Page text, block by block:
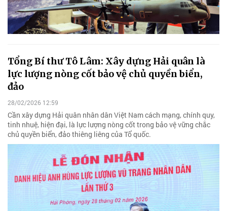
Tổng Bí thư Tô Lâm: Xây dựng Hải quân là
lực lượng nòng cốt bảo vệ chủ quyền biển,
đảo
28/02/2026 12:59
Cần xây dựng Hải quân nhân dân Việt Nam cách mạng, chính quy,
tinh nhuệ, hiện đại, là lực lượng nòng cốt trong bảo vệ vững chắc
chủ quyền biển, đảo thiêng liêng của Tổ quốc.